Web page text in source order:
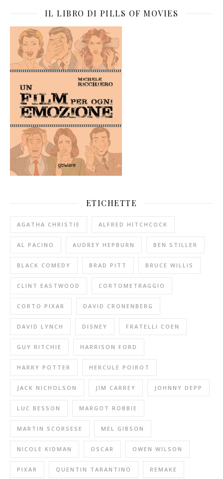
IL LIBRO DI PILLS OF MOVIES
ETICHETTE
AGATHA CHRISTIE ALFRED HITCHCOCK
AL PACINO AUDREY HEPBURN BEN STILLER
BLACK COMEDY BRAD PITT BRUCE WILLIS
CLINT EASTWOOD CORTOMETRAGGIO
CORTO PIXAR DAVID CRONENBERG
DAVID LYNCH DISNEY FRATELLI COEN
GUY RITCHIE HARRISON FORD
HARRY POTTER HERCULE POIROT
JACK NICHOLSON JIM CARREY JOHNNY DEPP
LUC BESSON MARGOT ROBBIE
MARTIN SCORSESE MEL GIBSON
NICOLE KIDMAN OSCAR OWEN WILSON
PIXAR QUENTIN TARANTINO REMAKE